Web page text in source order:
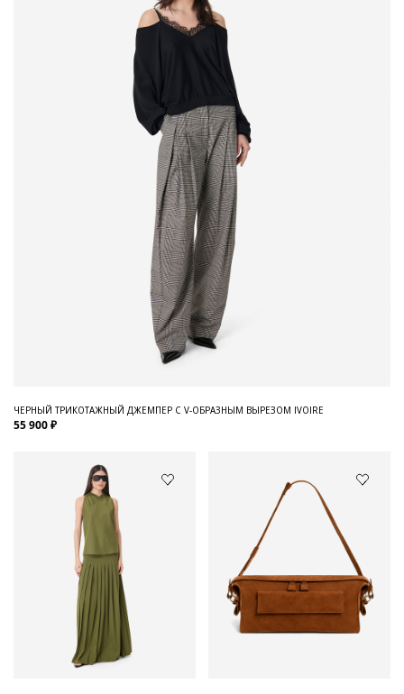
ЧЕРНЫЙ ТРИКОТАЖНЫЙ ДЖЕМПЕР С V-ОБРАЗНЫМ ВЫРЕЗОМ IVOIRE
55 900 ₽